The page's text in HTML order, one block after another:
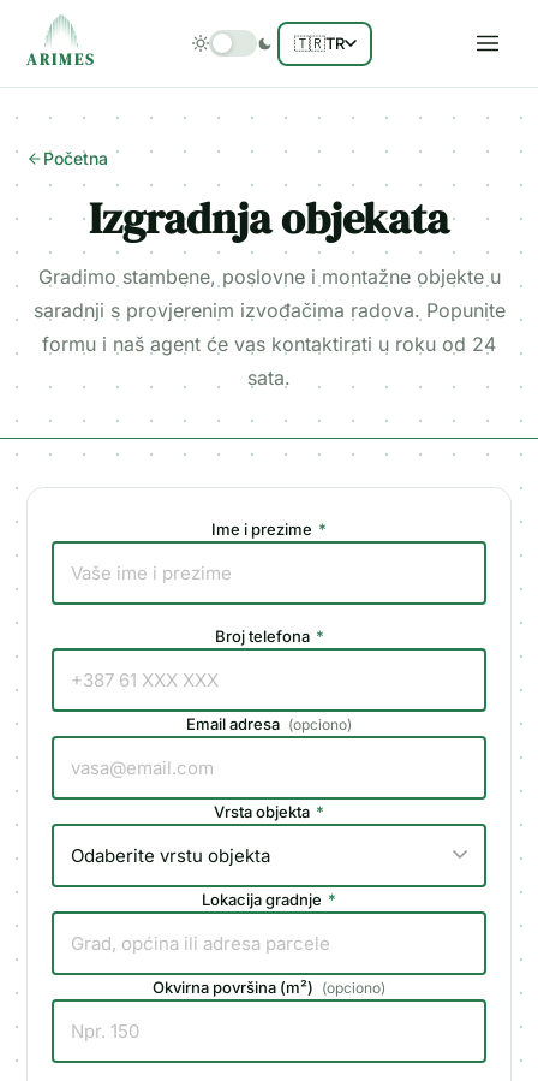
ARIMES
🇹🇷TR
Početna
Izgradnja objekata
Gradimo stambene, poslovne i montažne objekte u
saradnji s provjerenim izvođačima radova. Popunite
formu i naš agent će vas kontaktirati u roku od 24
sata.
Ime i prezime *
Broj telefona *
Email adresa (opciono)
Vrsta objekta *
Lokacija gradnje *
Okvirna površina (m²) (opciono)